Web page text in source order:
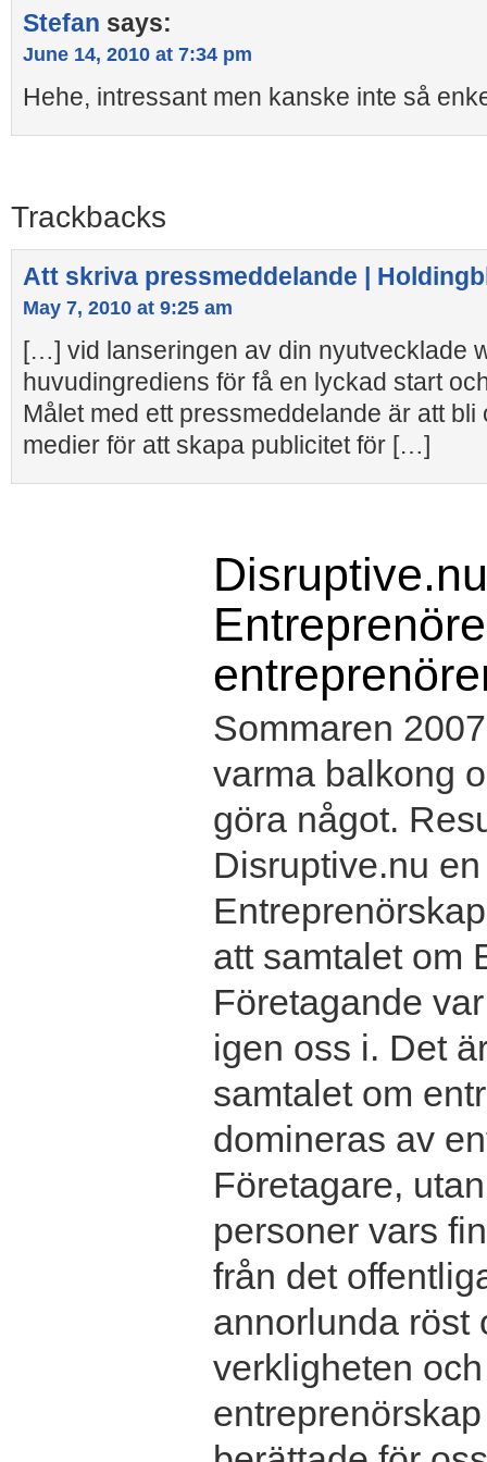
Stefan says:
June 14, 2010 at 7:34 pm
Hehe, intressant men kanske inte så
Trackbacks
Att skriva pressmeddelande |
May 7, 2010 at 9:25 am
[…] vid lanseringen av din nyutvecklade
huvudingrediens för få en lyckad start
Målet med ett pressmeddelande är att bli
medier för att skapa publicitet för […]
Sommaren
varma balkong
göra något.
Disruptive.nu
att samtalet om
Företagande
igen oss i. Det
samtalet om
domineras av
Företagare,
personer vars
från det
annorlunda röst
verkligheten